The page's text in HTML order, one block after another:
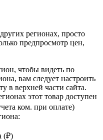
регионах, просто
предпросмотр цен,
чтобы видеть по
вам следует настроить
в верхней части сайта.
этот товар доступен
ком. при оплате)
(₽)